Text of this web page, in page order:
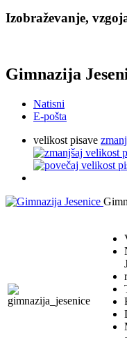
Izobraževanje,
Gimnazija
Natisni
E-pošta
velikost pisave